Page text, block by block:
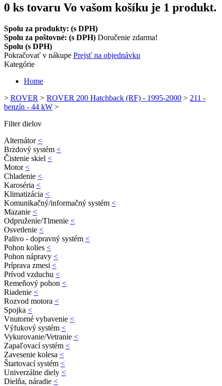
0 ks tovaru Vo vašom košíku je 1 produkt.
Spolu za produkty: (s DPH)
Spolu za poštovné: (s DPH) Doručenie zdarma!
Spolu (s DPH)
Pokračovať v nákupe Prejsť na objednávku
Kategórie
Home
> ROVER > ROVER 200 Hatchback (RF) - 1995-2000 > 211 -
benzín - 44 kW >
Filter dielov
Alternátor <
Brzdový systém <
Čistenie skiel <
Motor <
Chladenie <
Karoséria <
Klimatizácia <
Komunikačný/informačný systém <
Mazanie <
Odpruženie/Tlmenie <
Osvetlenie <
Palivo - dopravný systém <
Pohon kolies <
Pohon nápravy <
Príprava zmesi <
Prívod vzduchu <
Remeňový pohon <
Riadenie <
Rozvod motora <
Spojka <
Vnutorné vybavenie <
Výfukový systém <
Vykurovanie/Vetranie <
Zapaľovací systém <
Zavesenie kolesa <
Štartovací systém <
Univerzálne diely <
Dielňa, náradie <